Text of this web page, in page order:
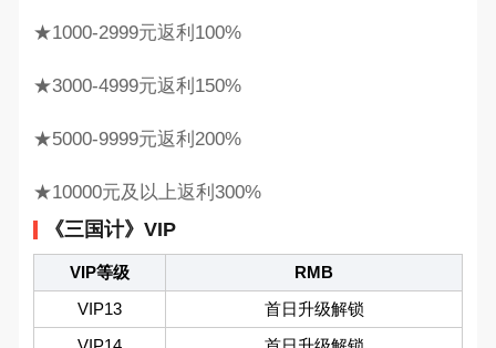
★1000-2999元返利100%
★3000-4999元返利150%
★5000-9999元返利200%
★10000元及以上返利300%
《三国计》VIP
VIP等级
RMB
VIP13
首日升级解锁